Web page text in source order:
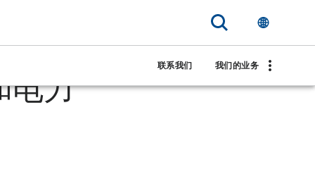
联系我们 我们的业务
，为路
电力